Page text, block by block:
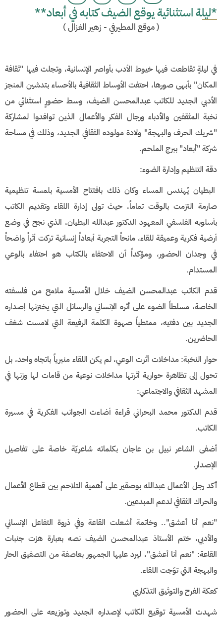
*ليلة استثنائية يوقع الضيف كتابه في أبعاد**
(موقع المطيرفي - زهير الغزال)
​في ليلةٍ تقاطعت فيها خيوط الأدب بأواصر الإنسانية، وتجلت فيها "ثقافة
المكان" بأبهى صورها، احتفت الأوساط الثقافية بالأحساء بتدشين المنجز
الأدبي الجديد للكاتب عبدالمحسن الضيف، وسط حضورٍ استثنائي من
نخبة المثقفين والأدباء ورجال الفكر والأعمال الذين توافدوا لمشاركة
"شريك الحرف والبهجة" ولادة مولوده الثقافي الجديد، وذلك في مساحة
شركة "أبعاد" ببرج الملحم.
​دقة التنظيم وإدارة الضوء:
البطيان يُهندس المساء وكان ذلك ب​افتتاح الأمسية بلمسة تنظيمية
صارمة التزمت بالوقت تماماً، حيث تولى إدارة اللقاء وتقديم الكاتب
بأسلوبه الفلسفي المعهود الدكتور عبدالله البطيان، الذي نجح في وضع
أرضية فكرية وعميقة للقاء، مانحاً التجربة أبعاداً إنسانية تركت أثراً واضحاً
في وجدان الحضور، ومؤكداً أن الاحتفاء بالكتاب هو احتفاء بالوعي
المستدام.
​قدم الكاتب عبدالمحسن الضيف خلال الأمسية ملامح من فلسفته
الخاصة، مسلطاً الضوء على أثره الإنساني والرسائل التي يختزنها إصداره
الجديد بين دفتيه، ممتطياً صهوة الكلمة الرفيعة التي لامست شغف
الحاضرين.
​حوار النخبة: مداخلات أثرت الوعي، ​لم يكن اللقاء منبرياً باتجاه واحد، بل
تحول إلى تظاهرة حوارية أثرتها مداخلات نوعية من قامات لها وزنها في
المشهد الثقافي والاجتماعي:
​قدم الدكتور محمد البحراني قراءة أضاءت الجوانب الفكرية في مسيرة
الكاتب.
​أضفى الشاعر نبيل بن عاجان بكلماته شاعريّة خاصة على تفاصيل
الإصدار.
​أكد رجل الأعمال عبدالله بوصقير على أهمية التلاحم بين قطاع الأعمال
والحراك الثقافي لدعم المبدعين.
​"نعم أنا أعشق".. وخاتمة أشعلت القاعة ​وفي ذروة التفاعل الإنساني
والأدبي، ختم الأستاذ عبدالمحسن الضيف نصه بعبارة هزت جنبات
القاعة: "نعم أنا أعشق"، ليرد عليها الجمهور بعاصفة من التصفيق الحار
والبهجة التي توّجت اللقاء.
​كعكة الفرح والتوثيق التذكاري
​شهدت الأمسية توقيع الكاتب لإصداره الجديد وتوزيعه على الحضور